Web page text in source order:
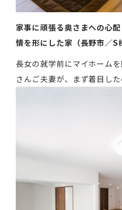
家事に頑張る奥さまへの心
情を形にした家（長野市／S
長女の就学前にマイホーム
さんご夫妻が、まず着目し